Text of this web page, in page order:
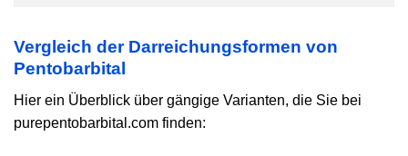
Vergleich der Darreichungsformen von
Pentobarbital
Hier ein Überblick über gängige Varianten, die Sie bei
purepentobarbital.com finden: